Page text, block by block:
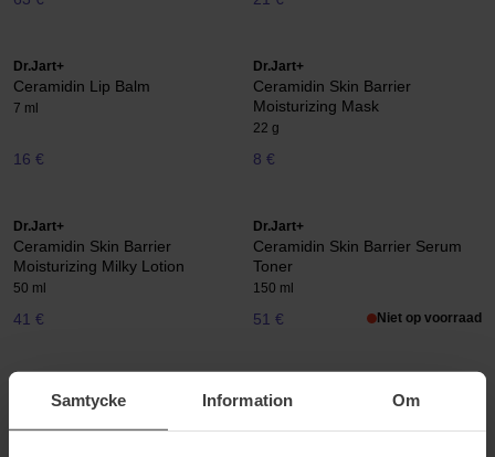
Samtycke Information Om
Dr.Jart+
Ceramidin Lip Balm
7 ml
16 €
Dr.Jart+
Ceramidin Skin Barrier
Moisturizing Mask
22 g
8 €
Dr.Jart+
Ceramidin Skin Barrier
Moisturizing Milky Lotion
50 ml
41 €
Dr.Jart+
Ceramidin Skin Barrier Serum
Toner
150 ml
51 € Niet op voorraad
Cicapair Gentle Cleasing Foam
150 ml
Cicapair Intensive Soothing
Repair Treatment Lotion